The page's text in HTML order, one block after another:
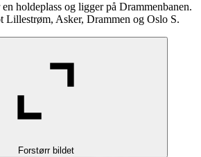
holdeplass og ligger på Drammenbanen.
Lillestrøm, Asker, Drammen og Oslo S.
Forstørr bildet